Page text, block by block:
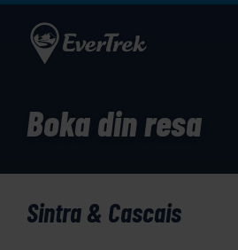
Boka din resa
Sintra & Cascais